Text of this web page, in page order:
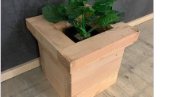
meerdere
variaties.
optie
kan